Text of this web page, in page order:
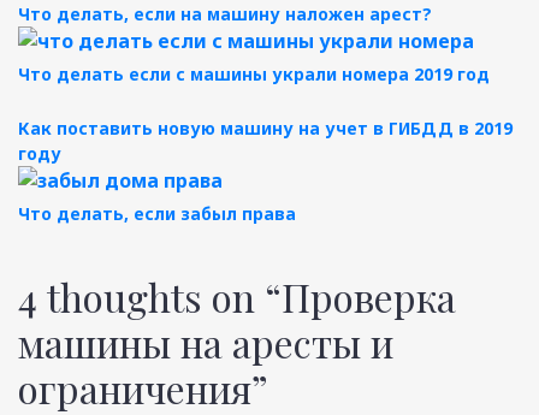
Что делать, если на машину наложен арест?
Что делать если с машины украли номера 2019 год
Как поставить новую машину на учет в ГИБДД в 2019
году
Что делать, если забыл права
4 thoughts on “Проверка
машины на аресты и
ограничения”